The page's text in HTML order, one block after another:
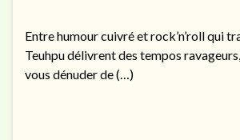
Entre humour cuivré et rock’n’roll qui
Teuhpu délivrent des tempos
vous dénuder de (…)